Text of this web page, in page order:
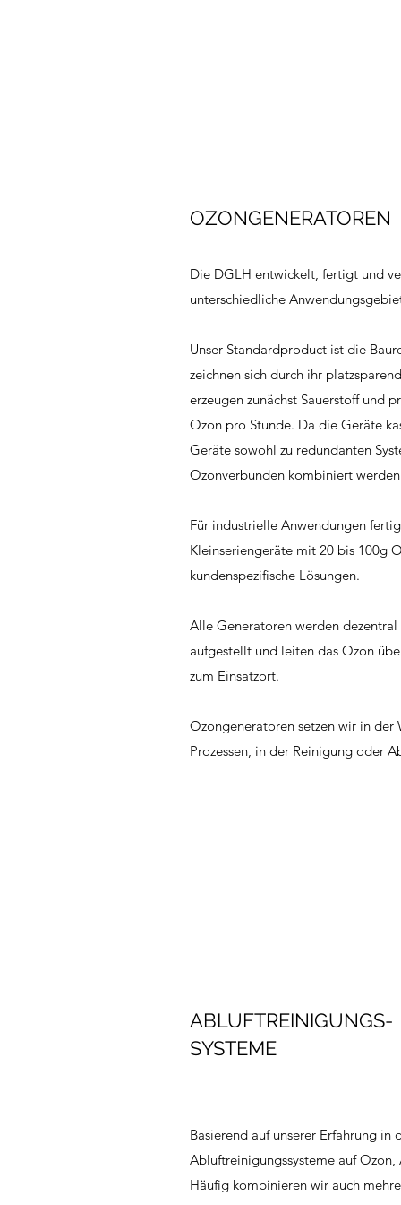
OZONGENERATOREN
Die DGLH entwickelt, fertigt und
unterschiedliche
Unser Standardproduct ist die
zeichnen sich durch ihr
erzeugen zunächst Sauerstoff und
Ozon pro Stunde. Da die Geräte
Geräte sowohl zu redundanten
Ozonverbunden kombiniert
Für industrielle Anwendungen
Kleinseriengeräte mit 20 bis 100g
kundenspezifische Lösungen.
Alle Generatoren werden
aufgestellt und leiten das Ozon
zum Einsatzort.
Ozongeneratoren setzen wir in der
Prozessen, in der Reinigung oder
ABLUFTREINIGUNGS-
SYSTEME
Basierend auf unserer Erfahrung
Abluftreinigungssysteme auf Ozon,
Häufig kombinieren wir auch